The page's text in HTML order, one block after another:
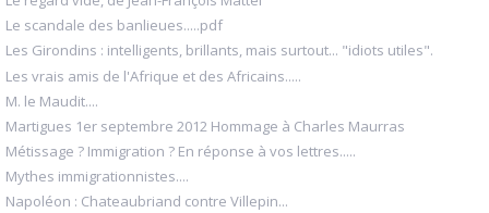
Le scandale des banlieues.....pdf
Les Girondins : intelligents, brillants, mais surtout... "idiots utiles".
Les vrais amis de l'Afrique et des Africains.....
M. le Maudit....
Martigues 1er septembre 2012 Hommage à Charles Maurras
Métissage ? Immigration ? En réponse à vos lettres.....
Mythes immigrationnistes....
Napoléon : Chateaubriand contre Villepin...